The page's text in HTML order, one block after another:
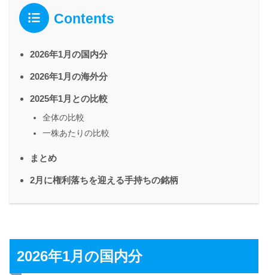
Contents
2026年1月の国内分
2026年1月の海外分
2025年1月との比較
全体の比較
一株あたりの比較
まとめ
2月に権利落ちを迎える手持ちの銘柄
2026年1月の国内分